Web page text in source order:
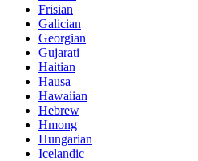
Frisian
Galician
Georgian
Gujarati
Haitian
Hausa
Hawaiian
Hebrew
Hmong
Hungarian
Icelandic